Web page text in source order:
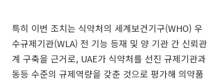
특히 이번 조치는 식약처의 세계보건기구(WHO) 우
수규제기관(WLA) 전 기능 등재 및 양 기관 간 신뢰관
계 구축을 근거로, UAE가 식약처를 선진 규제기관과
동등 수준의 규제역량을 갖춘 것으로 평가해 의약품